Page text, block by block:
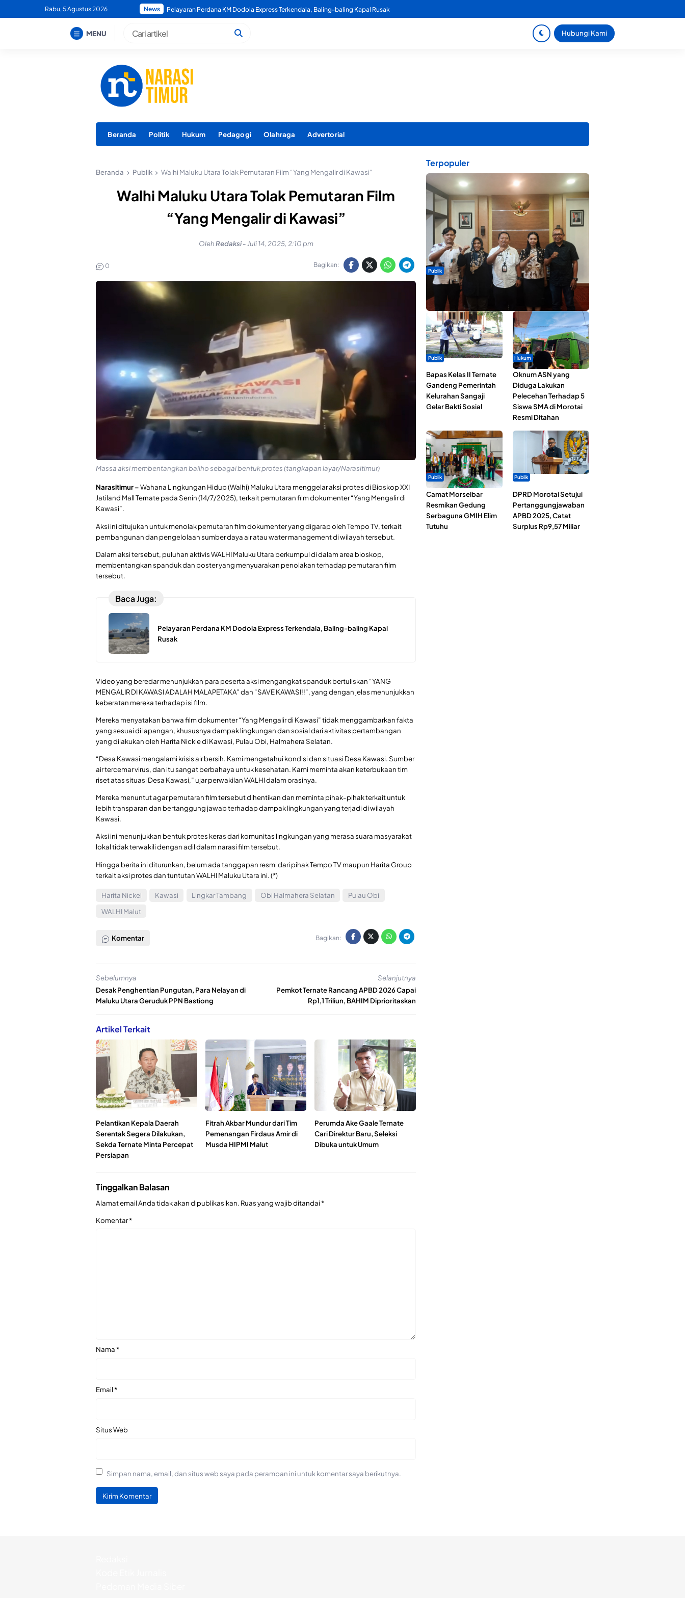
to
Rabu, 5 Agustus 2026 News Polda Maluku Utara Musnahkan Ribuan Liter Miras Hasil Operasi Penindakan Triwulan 2
MENU Hubungi Kami
Beranda Politik Hukum Pedagogi Olahraga Advertorial
Beranda Publik Walhi Maluku Utara Tolak Pemutaran Film “Yang Mengalir di Kawasi”
Walhi Maluku Utara Tolak Pemutaran Film
“Yang Mengalir di Kawasi”
OlehRedaksi - Juli 14, 2025, 2:10 pm
0 Bagikan:
Massa aksi membentangkan baliho sebagai bentuk protes (tangkapan layar/Narasitimur)
Narasitimur –Wahana Lingkungan Hidup (Walhi) Maluku Utara menggelar aksi protes di Bioskop XXI
Jatiland Mall Ternate pada Senin (14/7/2025), terkait pemutaran film dokumenter “Yang Mengalir di
Kawasi”.
Aksi ini ditujukan untuk menolak pemutaran film dokumenter yang digarap oleh Tempo TV, terkait
pembangunan dan pengelolaan sumber daya air atauwater managementdi wilayah tersebut.
Dalam aksi tersebut, puluhan aktivis WALHI Maluku Utara berkumpul di dalam area bioskop,
membentangkan spanduk dan poster yang menyuarakan penolakan terhadap pemutaran film
tersebut.
Baca Juga:
Pelayaran Perdana KM Dodola Express Terkendala, Baling-baling Kapal
Rusak
Video yang beredar menunjukkan para peserta aksi mengangkat spanduk bertuliskan “YANG
MENGALIR DI KAWASI ADALAH MALAPETAKA” dan “SAVE KAWASI!!”, yang dengan jelas menunjukkan
keberatan mereka terhadap isi film.
Mereka menyatakan bahwa film dokumenter “Yang Mengalir di Kawasi” tidak menggambarkan fakta
yang sesuai di lapangan, khususnya dampak lingkungan dan sosial dari aktivitas pertambangan
yang dilakukan oleh Harita Nickle di Kawasi, Pulau Obi, Halmahera Selatan.
“Desa Kawasi mengalami krisis air bersih. Kami mengetahui kondisi dan situasi Desa Kawasi. Sumber
air tercemar virus, dan itu sangat berbahaya untuk kesehatan. Kami meminta akan keterbukaan tim
riset atas situasi Desa Kawasi,” ujar perwakilan WALHI dalam orasinya.
Mereka menuntut agar pemutaran film tersebut dihentikan dan meminta pihak-pihak terkait untuk
lebih transparan dan bertanggung jawab terhadap dampak lingkungan yang terjadi di wilayah
Kawasi.
Aksi ini menunjukkan bentuk protes keras dari komunitas lingkungan yang merasa suara masyarakat
lokal tidak terwakili dengan adil dalam narasi film tersebut.
Hingga berita ini diturunkan, belum ada tanggapan resmi dari pihak Tempo TV maupun Harita Group
terkait aksi protes dan tuntutan WALHI Maluku Utara ini. (*)
Harita Nickel Kawasi Lingkar Tambang Obi Halmahera Selatan
Pulau Obi
WALHI Malut
Komentar Bagikan:
Sebelumnya
Desak Penghentian Pungutan, Para Nelayan di
Maluku Utara Geruduk PPN Bastiong
Selanjutnya
Pemkot Ternate Rancang APBD 2026 Capai
Rp1,1 Triliun, BAHIM Diprioritaskan
Artikel Terkait
Pelantikan Kepala Daerah
Serentak Segera Dilakukan,
Sekda Ternate Minta Percepat
Persiapan
Fitrah Akbar Mundur dari Tim
Pemenangan Firdaus Amir di
Musda HIPMI Malut
Perumda Ake Gaale Ternate
Cari Direktur Baru, Seleksi
Dibuka untuk Umum
Tinggalkan Balasan
Alamat email Anda tidak akan dipublikasikan. Ruas yang wajib ditandai*
Komentar*
Nama*
Email*
Situs Web
Simpan nama, email, dan situs web saya pada peramban ini untuk komentar saya berikutnya.
Terpopuler
Publik
Dua Talenta Muda Ternate Wakili Maluku Utara di
Gita Bahana Nusantara 2026
Publik
Bapas Kelas II Ternate
Gandeng Pemerintah
Kelurahan Sangaji
Gelar Bakti Sosial
Hukum
Oknum ASN yang
Diduga Lakukan
Pelecehan Terhadap 5
Siswa SMA di Morotai
Resmi Ditahan
Publik
Camat Morselbar
Resmikan Gedung
Serbaguna GMIH Elim
Tutuhu
Publik
DPRD Morotai Setujui
Pertanggungjawaban
APBD 2025, Catat
Surplus Rp9,57 Miliar